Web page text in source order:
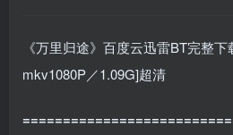
《万里归途》百度云迅雷BT完整
mkv1080P／1.09G]超清